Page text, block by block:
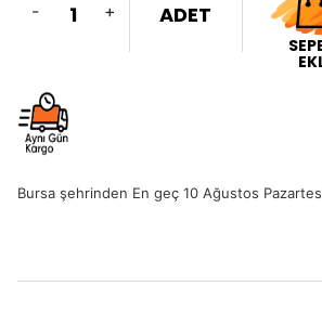
- + ADET
Bursa şehrinden En geç 10 Ağustos